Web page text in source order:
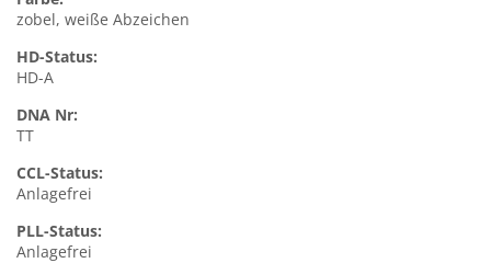
zobel, weiße Abzeichen
HD-Status:
HD-A
DNA Nr:
TT
CCL-Status:
Anlagefrei
PLL-Status:
Anlagefrei